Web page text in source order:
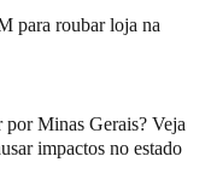
para roubar loja na
Minas Gerais? Veja
impactos no estado